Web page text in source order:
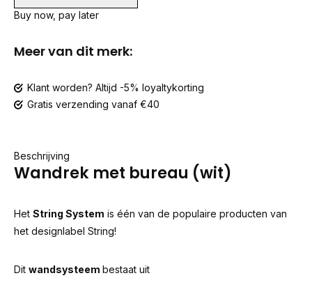
Buy now, pay later
Meer van dit merk:
Klant worden? Altijd -5% loyaltykorting
Gratis verzending vanaf €40
Beschrijving
Wandrek met bureau (wit)
Het String System is één van de populaire producten van
het designlabel String!
Dit wandsysteem bestaat uit